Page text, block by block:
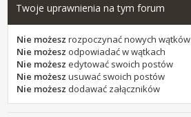
Twoje uprawnienia na tym forum
Nie możesz rozpoczynać nowych wątków
Nie możesz odpowiadać w wątkach
Nie możesz edytować swoich postów
Nie możesz usuwać swoich postów
Nie możesz dodawać załączników